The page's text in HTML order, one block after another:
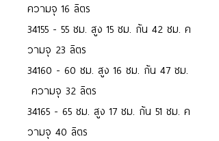
ความจุ 16 ลิตร
34155 - 55 ซม. สูง 15 ซม. ก้น 42 ซม. ค
วามจุ 23 ลิตร
34160 - 60 ซม. สูง 16 ซม. ก้น 47 ซม.
ความจุ 32 ลิตร
34165 - 65 ซม. สูง 17 ซม. ก้น 51 ซม. ค
วามจุ 40 ลิตร